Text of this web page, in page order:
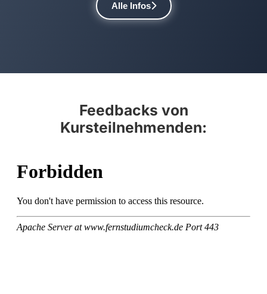
Alle Infos
Feedbacks von
Kursteilnehmenden: